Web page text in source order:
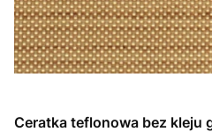
Ceratka teflonowa bez kleju